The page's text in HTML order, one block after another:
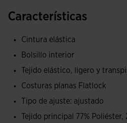
estas mallas minimizan el roce y
Ofrecen una elasticidad
libertad de movimiento y un
tecnología MICRO-MESH
la humedad.
Características
Cintura elástica
Bolsillo interior
Tejido elástico, ligero y
Costuras planas Flatlock
Tipo de ajuste: ajustado
Tejido principal 77%